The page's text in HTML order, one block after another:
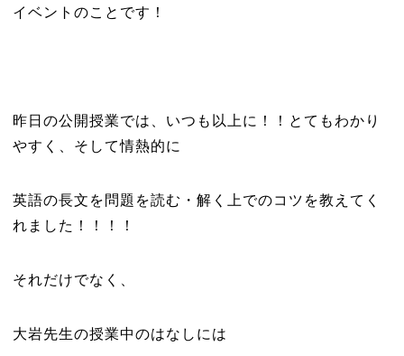
イベントのことです！
昨日の公開授業では、いつも以上に！！とてもわかり
やすく、そして情熱的に
英語の長文を問題を読む・解く上でのコツを教えてく
れました！！！！
それだけでなく、
大岩先生の授業中のはなしには